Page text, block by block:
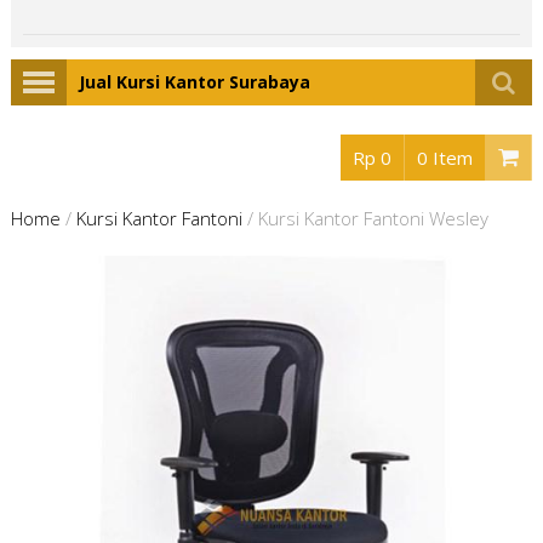
Jual Kursi Kantor Surabaya
Rp 0 0 Item
Home / Kursi Kantor Fantoni/ Kursi Kantor Fantoni Wesley